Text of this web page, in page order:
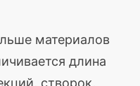
материалов
длина
створок,